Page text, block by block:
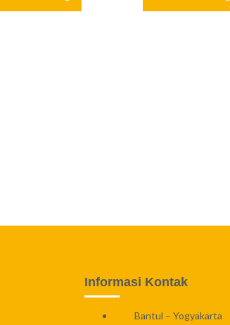
Informasi Kontak
Bantul – Yogyakarta